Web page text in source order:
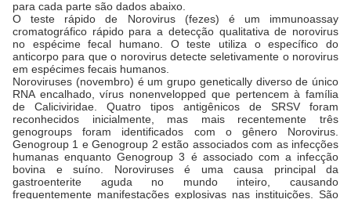
para cada parte são dados abaixo.
O teste rápido de Norovirus (fezes) é um immunoassay
cromatográfico rápido para a detecção qualitativa de norovirus
no espécime fecal humano. O teste utiliza o específico do
anticorpo para que o norovirus detecte seletivamente o norovirus
em espécimes fecais humanos.
Noroviruses (novembro) é um grupo genetically diverso de único
RNA encalhado, vírus nonenvelopped que pertencem à família
de Caliciviridae. Quatro tipos antigênicos de SRSV foram
reconhecidos inicialmente, mas mais recentemente três
genogroups foram identificados com o gênero Norovirus.
Genogroup 1 e Genogroup 2 estão associados com as infecções
humanas enquanto Genogroup 3 é associado com a infecção
bovina e suíno. Noroviruses é uma causa principal da
gastroenterite aguda no mundo inteiro, causando
frequentemente manifestações explosivas nas instituições. São